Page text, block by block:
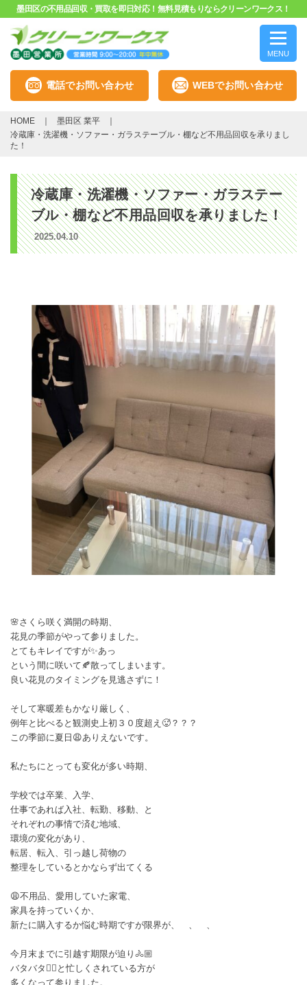
墨田区の不用品回収・買取を即日対応！無料見積もりならクリーンワークス！
MENU
電話でお問い合わせ WEBでお問い合わせ
HOME
墨田区 業平
冷蔵庫・洗濯機・ソファー・ガラステーブル・棚など不用品回収を承りまし
た！
冷蔵庫・洗濯機・ソファー・ガラステー
ブル・棚など不用品回収を承りました！
2025.04.10
🌸さくら咲く満開の時期、
花見の季節がやって参りました。
とてもキレイですが✨あっ
という間に咲いて🍂散ってしまいます。
良い花見のタイミングを見逃さずに！
そして寒暖差もかなり厳しく、
例年と比べると観測史上初３０度超え🥵？？？
この季節に夏日😩ありえないです。
私たちにとっても変化が多い時期、
学校では卒業、入学、
仕事であれば入社、転勤、移動、と
それぞれの事情で済む地域、
環境の変化があり、
転居、転入、引っ越し荷物の
整理をしているとかならず出てくる
😩不用品、愛用していた家電、
家具を持っていくか、
新たに購入するか悩む時期ですが限界が、 、 、
今月末までに引越す期限が迫り🚴🏼
バタバタ😵‍💫と忙しくされている方が
多くなって参りました。